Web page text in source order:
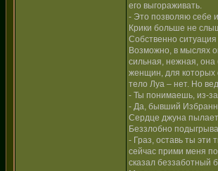
его выгораживать.
- Это позволяю себе
Крики больше не
Собственно
Возможно, в мыслях
сильная, нежная,
женщин, для которых
тело Луа – нет. Но
- Ты понимаешь, из-
- Да, бывший
Сердце джуна
Беззлобно
- Граз, оставь ты эти
сейчас прими меня
сказал беззаботный